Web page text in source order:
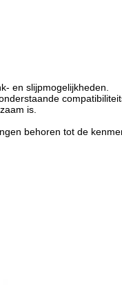
en slijpmogelijkheden.
is.
behoren tot de